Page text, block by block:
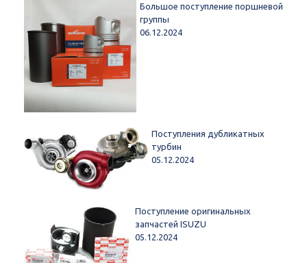
Большое поступление поршневой
группы
06.12.2024
Поступления дубликатных
турбин
05.12.2024
Поступление оригинальных
запчастей ISUZU
05.12.2024